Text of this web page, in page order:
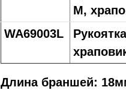
M,
WA69003L
Длина браншей: 18